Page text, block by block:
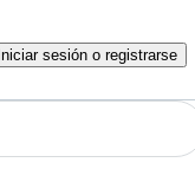
Iniciar sesión o registrarse